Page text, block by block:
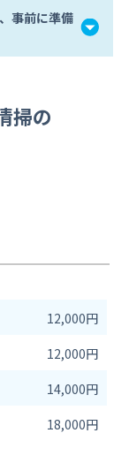
事前に準備
掃の
12,000円
12,000円
14,000円
18,000円